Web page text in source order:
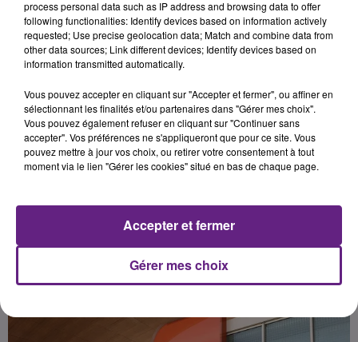
Le « Food music festival » aura lieu
à partir de jeudi, du 23 au 25 juin,
au centre commercial de la Toison
prévus en soirée. Nous vous
proposons aujourd’hui une
interview avec Jory Fernandez,
responsable de « Columbus café »,
l’événement.
Publié : 18 juin 2022 à 7h00 par la rédaction
process personal data such as IP address and browsing data to offer
following functionalities: Identify devices based on information actively
requested; Use precise geolocation data; Match and combine data from
other data sources; Link different devices; Identify devices based on
information transmitted automatically.
Vous pouvez accepter en cliquant sur "Accepter et fermer", ou affiner en
sélectionnant les finalités et/ou partenaires dans "Gérer mes choix".
Vous pouvez également refuser en cliquant sur "Continuer sans
accepter". Vos préférences ne s'appliqueront que pour ce site. Vous
pouvez mettre à jour vos choix, ou retirer votre consentement à tout
moment via le lien "Gérer les cookies" situé en bas de chaque page.
Gérer mes choix
Accepter et fermer